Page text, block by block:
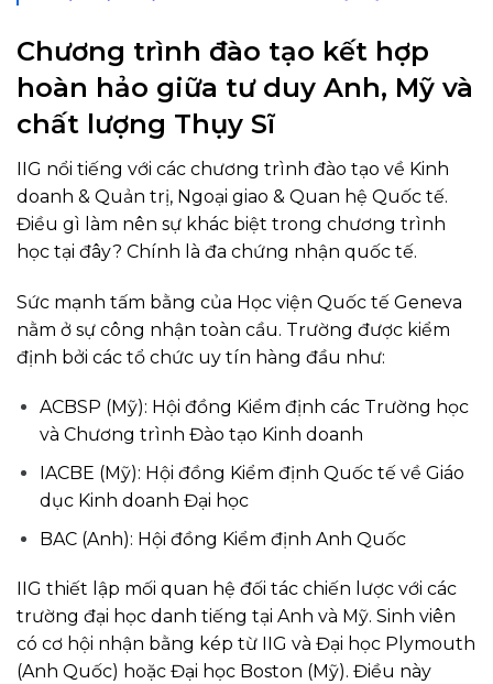
Chương trình đào tạo kết hợp
hoàn hảo giữa tư duy Anh, Mỹ và
chất lượng Thụy Sĩ
IIG nổi tiếng với các chương trình đào tạo về Kinh
doanh & Quản trị, Ngoại giao & Quan hệ Quốc tế.
Điều gì làm nên sự khác biệt trong chương trình
học tại đây? Chính là đa chứng nhận quốc tế.
Sức mạnh tấm bằng của Học viện Quốc tế Geneva
nằm ở sự công nhận toàn cầu. Trường được kiểm
định bởi các tổ chức uy tín hàng đầu như:
ACBSP (Mỹ): Hội đồng Kiểm định các Trường học
và Chương trình Đào tạo Kinh doanh
IACBE (Mỹ): Hội đồng Kiểm định Quốc tế về Giáo
dục Kinh doanh Đại học
BAC (Anh): Hội đồng Kiểm định Anh Quốc
IIG thiết lập mối quan hệ đối tác chiến lược với các
trường đại học danh tiếng tại Anh và Mỹ. Sinh viên
có cơ hội nhận bằng kép từ IIG và Đại học Plymouth
(Anh Quốc) hoặc Đại học Boston (Mỹ). Điều này